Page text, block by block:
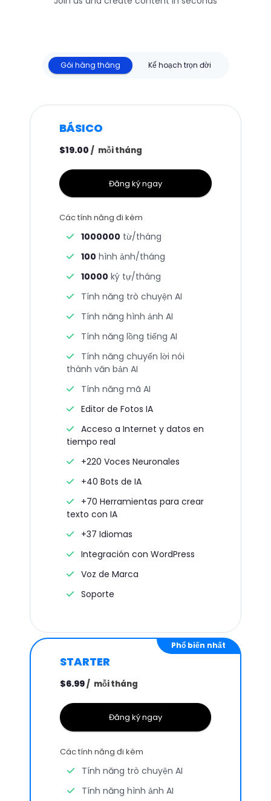
Gói hàng tháng Kế hoạch trọn đời
BÁSICO
$19.00 / mỗi tháng
Đăng ký ngay
Các tính năng đi kèm
1000000 từ/tháng
100 hình ảnh/tháng
10000 ký tự/tháng
Tính năng trò chuyện AI
Tính năng hình ảnh AI
Tính năng lồng tiếng AI
Tính năng chuyển lời nói
thành văn bản AI
Tính năng mã AI
Editor de Fotos IA
Acceso a Internet y datos en
tiempo real
+220 Voces Neuronales
+40 Bots de IA
+70 Herramientas para crear
texto con IA
+37 Idiomas
Integración con WordPress
Voz de Marca
Soporte
Phổ biến nhất
STARTER
$6.99/ mỗi tháng
Đăng ký ngay
Các tính năng đi kèm
Tính năng trò chuyện AI
Tính năng hình ảnh AI